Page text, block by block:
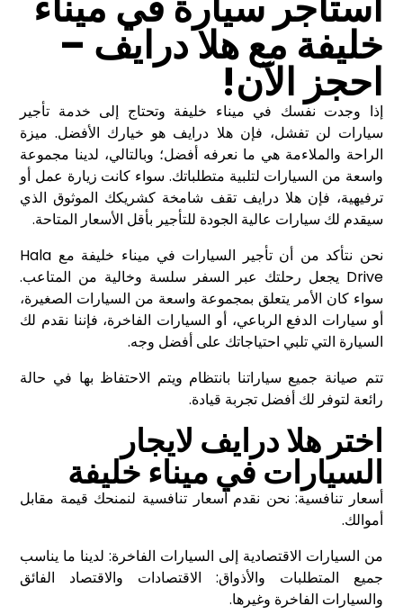
خليفة مع هلا درايف –
احجز الآن!
إذا وجدت نفسك في ميناء خليفة وتحتاج إلى خدمة تأجير
سيارات لن تفشل، فإن هلا درايف هو خيارك الأفضل. ميزة
الراحة والملاءمة هي ما نعرفه أفضل؛ وبالتالي، لدينا مجموعة
واسعة من السيارات لتلبية متطلباتك. سواء كانت زيارة عمل أو
ترفيهية، فإن هلا درايف تقف شامخة كشريكك الموثوق الذي
سيقدم لك سيارات عالية الجودة للتأجير بأقل الأسعار المتاحة.
نحن نتأكد من أن تأجير السيارات في ميناء خليفة مع Hala
Drive يجعل رحلتك عبر السفر سلسة وخالية من المتاعب.
سواء كان الأمر يتعلق بمجموعة واسعة من السيارات الصغيرة،
أو سيارات الدفع الرباعي، أو السيارات الفاخرة، فإننا نقدم لك
السيارة التي تلبي احتياجاتك على أفضل وجه.
تتم صيانة جميع سياراتنا بانتظام ويتم الاحتفاظ بها في حالة
رائعة لتوفر لك أفضل تجربة قيادة.
اختر هلا درايف لايجار
السيارات في ميناء خليفة
أسعار تنافسية: نحن نقدم أسعار تنافسية لنمنحك قيمة مقابل
أموالك.
من السيارات الاقتصادية إلى السيارات الفاخرة: لدينا ما يناسب
جميع المتطلبات والأذواق: الاقتصادات والاقتصاد الفائق
والسيارات الفاخرة وغيرها.